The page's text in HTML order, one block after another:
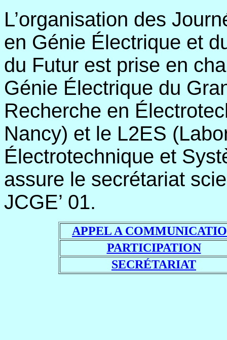
L’organisation des
en Génie Électrique et
du Futur est prise en
Génie Électrique du
Recherche en
Nancy) et le L2ES
Électrotechnique et
assure le secrétariat
JCGE’ 01.
APPEL A
PARTICIPATION
SECRÉTARIAT